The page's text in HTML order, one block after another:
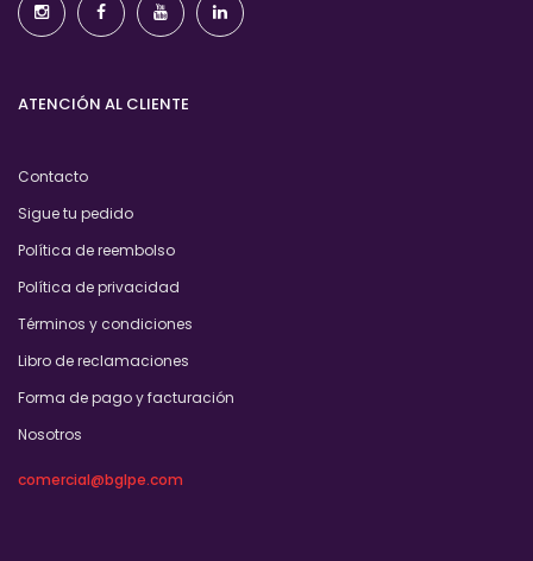
ATENCIÓN AL CLIENTE
Contacto
Sigue tu pedido
Política de reembolso
Política de privacidad
Términos y condiciones
Libro de reclamaciones
Forma de pago y facturación
Nosotros
comercial@bglpe.com